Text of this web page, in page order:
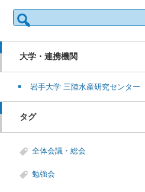
検
索:
大学・連携機関
岩手大学 三陸水産研究センター
タグ
全体会議・総会
勉強会